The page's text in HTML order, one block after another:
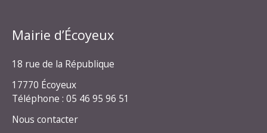
Mairie d’Écoyeux
18 rue de la République
17770 Écoyeux
Téléphone : 05 46 95 96 51
Nous contacter